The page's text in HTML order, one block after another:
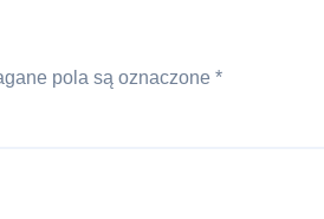
pola są oznaczone *